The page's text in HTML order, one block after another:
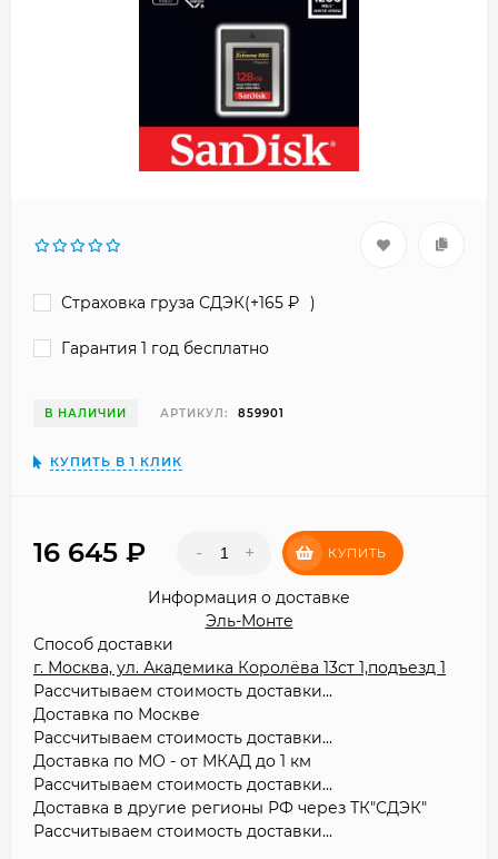
Страховка груза СДЭК(+165 )
Гарантия 1 год бесплатно
В НАЛИЧИИ АРТИКУЛ: 859901
КУПИТЬ В 1 КЛИК
16 645 - + КУПИТЬ
Информация о доставке
Эль-Монте
Способ доставки
г. Москва, ул. Академика Королёва 13ст 1,подъезд 1
Рассчитываем стоимость доставки...
Доставка по Москве
Рассчитываем стоимость доставки...
Доставка по МО - от МКАД до 1 км
Рассчитываем стоимость доставки...
Доставка в другие регионы РФ через ТК"СДЭК"
Рассчитываем стоимость доставки...